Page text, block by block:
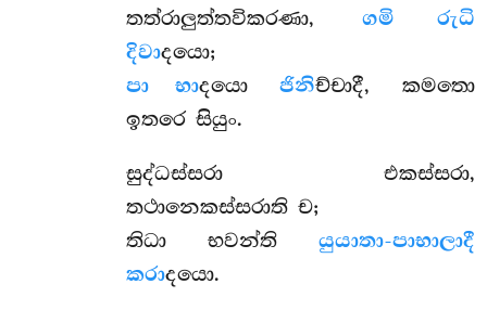
තත්රාලුත්තවිකරණා, ගමි රුධි
දිවාදයො;
පා භාදයොජිනිච්චාදී, කමතො
ඉතරෙ සියුං.
සුද්ධස්සරා එකස්සරා,
තථානෙකස්සරාති ච;
තිධා භවන්ති යුයාතා-පාභාලාදී
කරාදයො.